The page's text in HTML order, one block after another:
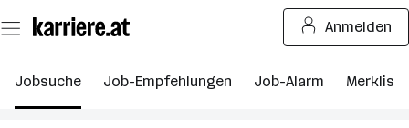
Seiteninhalt
springen
Anmelden
Jobsuche Job-Empfehlungen Job-Alarm Merkliste